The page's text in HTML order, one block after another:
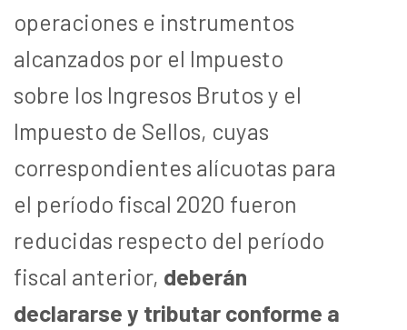
operaciones e instrumentos
alcanzados por el Impuesto
sobre los Ingresos Brutos y el
Impuesto de Sellos, cuyas
correspondientes alícuotas para
el período fiscal 2020 fueron
reducidas respecto del período
fiscal anterior, deberán
declararse y tributar conforme a